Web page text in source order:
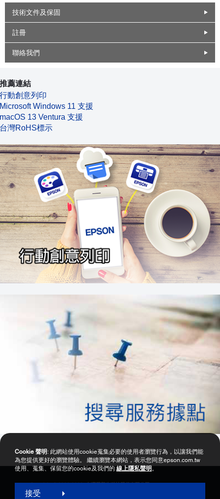
技術文件及保固
註冊
聯絡我們
推薦連結
行動創意列印
Microsoft Windows 11 支援
macOS 13 Ventura 支援
台灣RoHS標示
Copyright © 2000-2026 台灣愛普生科技股份有限公司
網站使用暨會員服務條款
Cookie 聲明 : 此網站使用cookie蒐集必要的使用者瀏覽行為，以讓我們能
為您提供更好的瀏覽體驗。 繼續瀏覽本網站，表示您同意epson.com.tw
使用、蒐集、保留您的cookie及我們的 線上隱私聲明 。
接受